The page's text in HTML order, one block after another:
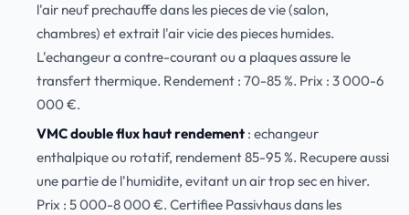
l'air neuf prechauffe dans les pieces de vie (salon,
chambres) et extrait l'air vicie des pieces humides.
L'echangeur a contre-courant ou a plaques assure le
transfert thermique. Rendement : 70-85 %. Prix : 3 000-6
000 €.
VMC double flux haut rendement: echangeur
enthalpique ou rotatif, rendement 85-95 %. Recupere aussi
une partie de l'humidite, evitant un air trop sec en hiver.
Prix : 5 000-8 000 €. Certifiee Passivhaus dans les